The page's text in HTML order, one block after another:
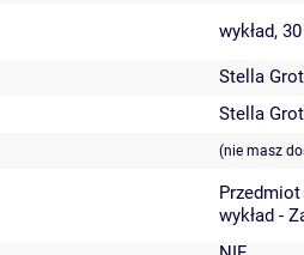
wykład,
Stella
Stella
(nie masz
wykład -